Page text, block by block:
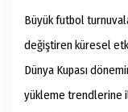
Büyük futbol
değiştiren küresel
Dünya Kupası
yükleme trendlerine